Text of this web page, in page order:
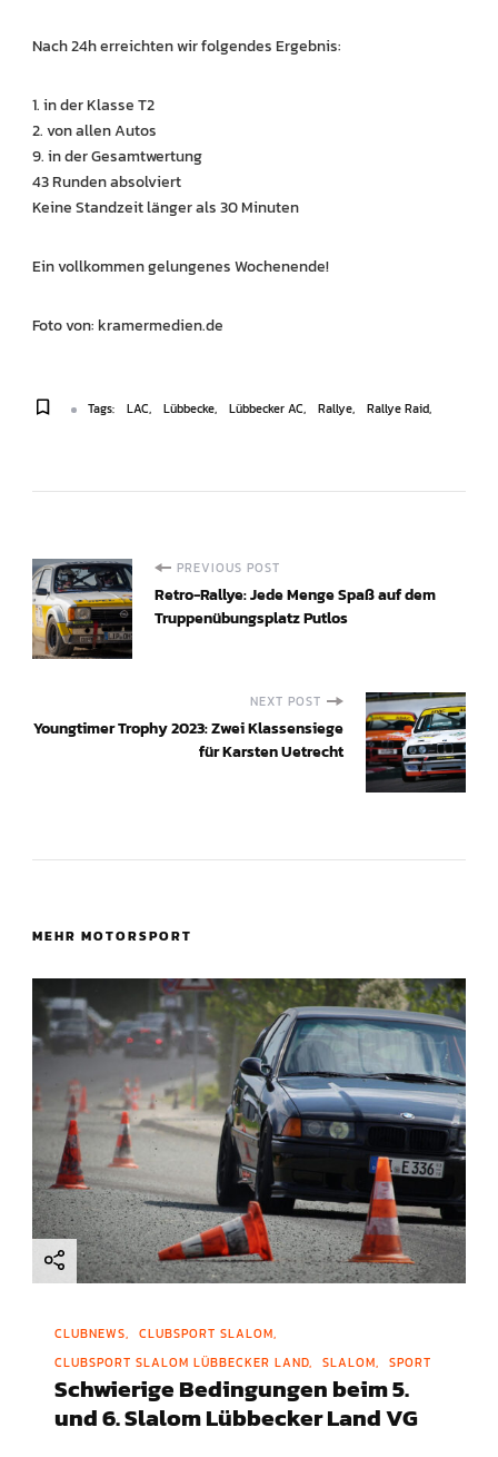
Nach 24h erreichten wir folgendes Ergebnis:
1. in der Klasse T2
2. von allen Autos
9. in der Gesamtwertung
43 Runden absolviert
Keine Standzeit länger als 30 Minuten
Ein vollkommen gelungenes Wochenende!
Foto von: kramermedien.de
Tags: LAC Lübbecke Lübbecker AC Rallye Rallye Raid
P
o
s
t
v
i
g
a
t
i
o
n
PREVIOUS POST
Retro-Rallye: Jede Menge Spaß auf dem
Truppenübungsplatz Putlos
NEXT POST
Youngtimer Trophy 2023: Zwei Klassensiege
für Karsten Uetrecht
MEHR MOTORSPORT
CLUBNEWS
CLUBSPORT SLALOM
CLUBSPORT SLALOM LÜBBECKER LAND
SLALOM SPORT
Schwierige Bedingungen beim 5.
und 6. Slalom Lübbecker Land VG